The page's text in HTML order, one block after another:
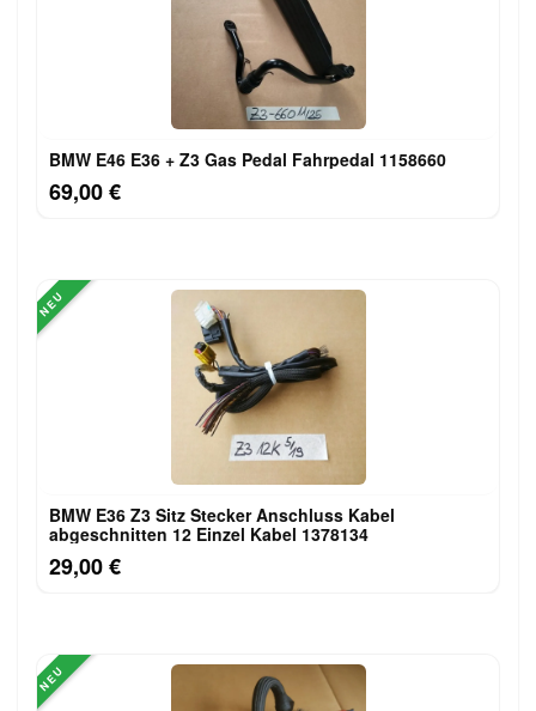
BMW E46 E36 + Z3 Gas Pedal Fahrpedal 1158660
69,00 €
NEU
BMW E36 Z3 Sitz Stecker Anschluss Kabel
abgeschnitten 12 Einzel Kabel 1378134
29,00 €
NEU